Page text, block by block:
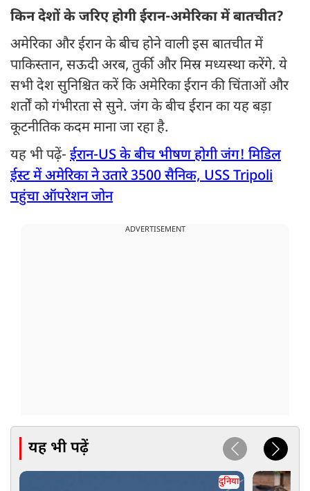
किन देशों के जरिए होगी ईरान-अमेरिका में बातचीत?
अमेरिका और ईरान के बीच होने वाली इस बातचीत में
पाकिस्तान, सऊदी अरब, तुर्की और मिस्र मध्यस्था करेंगे. ये
सभी देश सुनिश्चित करें कि अमेरिका ईरान की चिंताओं और
शर्तों को गंभीरता से सुने. जंग के बीच ईरान का यह बड़ा
कूटनीतिक कदम माना जा रहा है.
यह भी पढ़ें- ईरान-US के बीच भीषण होगी जंग! मिडिल
ईस्ट में अमेरिका ने उतारे 3500 सैनिक, USS Tripoli
पहुंचा ऑपरेशन जोन
ADVERTISEMENT
यह भी पढ़ें
दुनिया